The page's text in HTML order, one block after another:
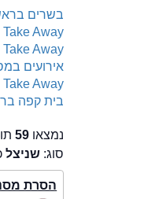
בשרים
Take Away בראשון לציון
Take Away ברמת גן
אירועים
Take Away בפתח תקווה
בית קפה
נמצאו 59
סוג: שניצל
הסרת